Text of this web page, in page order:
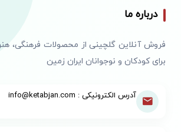
درباره ما
فروش آنلاین گلچینی از محصولات فرهنگی،
برای کودکان و نوجوانان ایران زمین
آدرس الکترونیکی : info@ketabjan.com